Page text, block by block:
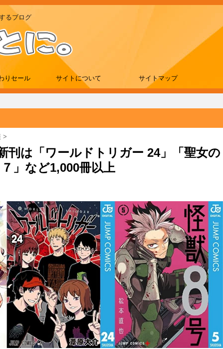
るブログ
りセール サイトについて サイトマップ
>
刊は「ワールドトリガー 24」「聖女の
」など1,000冊以上